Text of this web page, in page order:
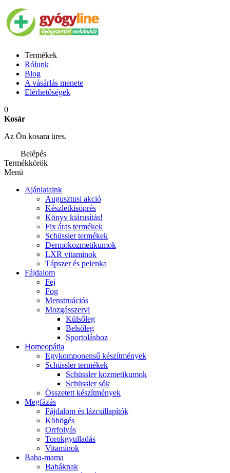
Termékek
Rólunk
Blog
A vásárlás menete
Elérhetőségek
0
Kosár
Az Ön kosara üres.
Belépés
Termékkörök
Menü
Ajánlataink
Augusztusi akció
Készletkisöprés
Könyv kiárusítás!
Fix áras termékek
Schüssler termékek
Dermokozmetikumok
LXR vitaminok
Tápszer és pelenka
Fájdalom
Fej
Fog
Menstruációs
Mozgásszervi
Külsőleg
Belsőleg
Sportoláshoz
Homeopátia
Egykomponensű készítmények
Schüssler termékek
Schüssler kozmetikumok
Schüssler sók
Összetett készítmények
Megfázás
Fájdalom és lázcsillapítók
Köhögés
Orrfolyás
Torokgyulladás
Vitaminok
Baba-mama
Babáknak